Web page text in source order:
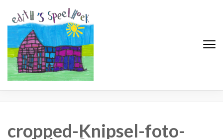
Edith's Speelhoek
cropped-Knipsel-foto-